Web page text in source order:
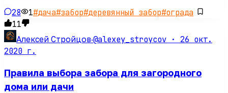
28 1#дача#забор#деревянный забор#ограда
11
Алексей Стройцов·@alexey_stroycov · 26 окт.
2020 г.
Правила выбора забора для загородного
дома или дачи